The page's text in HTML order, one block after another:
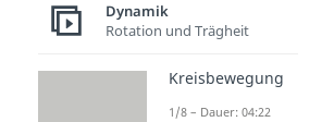
Dynamik
Rotation und Trägheit
Kreisbewegung
1/8 – Dauer: 04:22